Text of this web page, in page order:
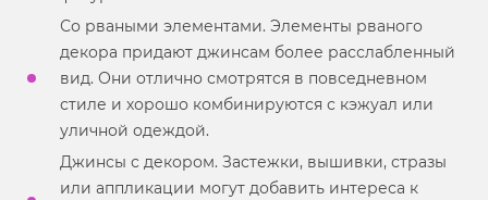
Со рваными элементами. Элементы рваного
декора придают джинсам более расслабленный
вид. Они отлично смотрятся в повседневном
стиле и хорошо комбинируются с кэжуал или
уличной одеждой.
Джинсы с декором. Застежки, вышивки, стразы
или аппликации могут добавить интереса к